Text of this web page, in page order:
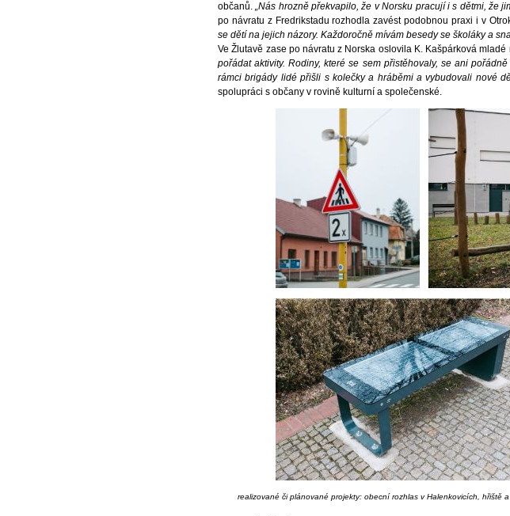
občanů.„Nás hrozně překvapilo, že v Norsku pracují i s dětmi, že
po návratu z Fredrikstadu rozhodla zavést podobnou praxi i v
se dětí na jejich názory. Každoročně mívám besedy se školáky a
Ve Žlutavě zase po návratu z Norska oslovila K. Kašpárková
pořádat aktivity. Rodiny, které se sem přistěhovaly, se ani
rámci brigády lidé přišli s kolečky a hráběmi a vybudovali nové
spolupráci s občany v rovině kulturní a společenské.
realizované či plánované projekty: obecní rozhlas v Halenkovicích, hřiště